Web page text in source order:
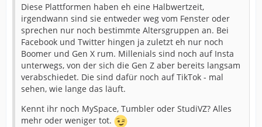
Diese Plattformen haben eh eine Halbwertzeit,
irgendwann sind sie entweder weg vom Fenster oder
sprechen nur noch bestimmte Altersgruppen an. Bei
Facebook und Twitter hingen ja zuletzt eh nur noch
Boomer und Gen X rum. Millenials sind noch auf Insta
unterwegs, von der sich die Gen Z aber bereits langsam
verabschiedet. Die sind dafür noch auf TikTok - mal
sehen, wie lange das läuft.
Kennt ihr noch MySpace, Tumbler oder StudiVZ? Alles
mehr oder weniger tot.